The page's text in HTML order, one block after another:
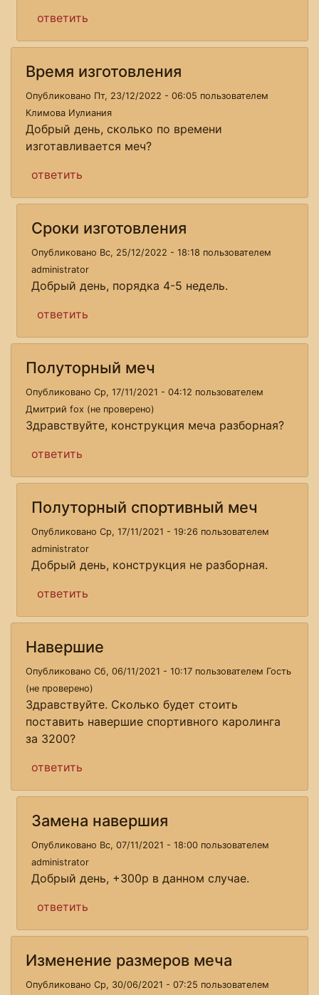
ответить
Время изготовления
Опубликовано Пт, 23/12/2022 - 06:05 пользователем
Климова Иулиания
Добрый день, сколько по времени
изготавливается меч?
ответить
Сроки изготовления
Опубликовано Вс, 25/12/2022 - 18:18 пользователем
administrator
Добрый день, порядка 4-5 недель.
ответить
Полуторный меч
Опубликовано Ср, 17/11/2021 - 04:12 пользователем
Дмитрий fox (не проверено)
Здравствуйте, конструкция меча разборная?
ответить
Полуторный спортивный меч
Опубликовано Ср, 17/11/2021 - 19:26 пользователем
administrator
Добрый день, конструкция не разборная.
ответить
Навершие
Опубликовано Сб, 06/11/2021 - 10:17 пользователем Гость
(не проверено)
Здравствуйте. Сколько будет стоить
поставить навершие спортивного каролинга
за 3200?
ответить
Замена навершия
Опубликовано Вс, 07/11/2021 - 18:00 пользователем
administrator
Добрый день, +300р в данном случае.
ответить
Изменение размеров меча
Опубликовано Ср, 30/06/2021 - 07:25 пользователем